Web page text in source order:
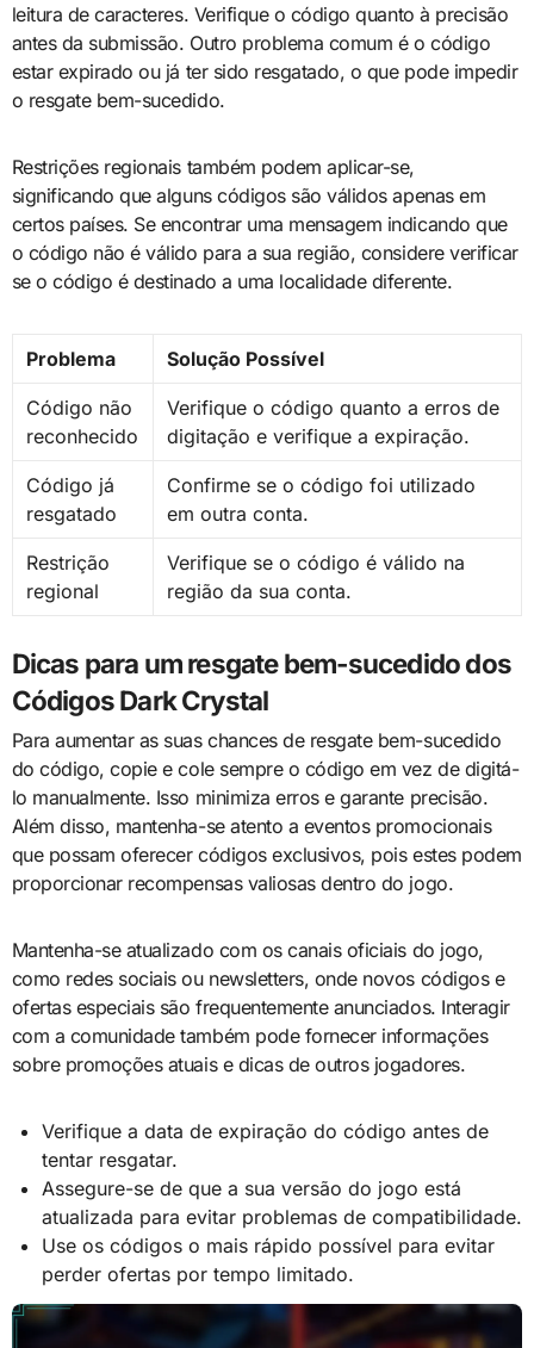
leitura de caracteres. Verifique o código quanto à precisão
antes da submissão. Outro problema comum é o código
estar expirado ou já ter sido resgatado, o que pode impedir
o resgate bem-sucedido.
Restrições regionais também podem aplicar-se,
significando que alguns códigos são válidos apenas em
certos países. Se encontrar uma mensagem indicando que
o código não é válido para a sua região, considere verificar
se o código é destinado a uma localidade diferente.
Problema Solução Possível
Código não
reconhecido
Verifique o código quanto a erros de
digitação e verifique a expiração.
Código já
resgatado
Confirme se o código foi utilizado
em outra conta.
Restrição
regional
Verifique se o código é válido na
região da sua conta.
Dicas para um resgate bem-sucedido dos
Códigos Dark Crystal
Para aumentar as suas chances de resgate bem-sucedido
do código, copie e cole sempre o código em vez de digitá-
lo manualmente. Isso minimiza erros e garante precisão.
Além disso, mantenha-se atento a eventos promocionais
que possam oferecer códigos exclusivos, pois estes podem
proporcionar recompensas valiosas dentro do jogo.
Mantenha-se atualizado com os canais oficiais do jogo,
como redes sociais ou newsletters, onde novos códigos e
ofertas especiais são frequentemente anunciados. Interagir
com a comunidade também pode fornecer informações
sobre promoções atuais e dicas de outros jogadores.
Verifique a data de expiração do código antes de
tentar resgatar.
Assegure-se de que a sua versão do jogo está
atualizada para evitar problemas de compatibilidade.
Use os códigos o mais rápido possível para evitar
perder ofertas por tempo limitado.